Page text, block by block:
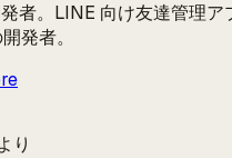
者。LINE 向け友達管理ア
発者。
り